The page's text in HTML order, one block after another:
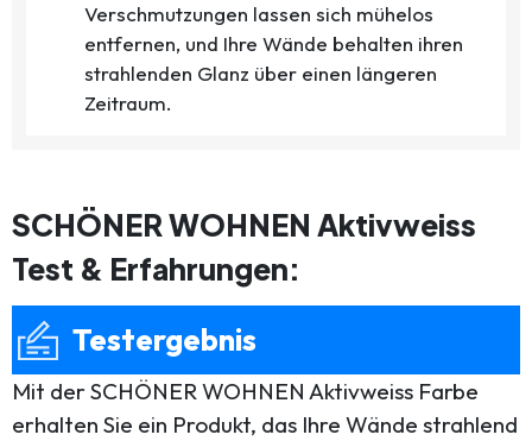
Verschmutzungen lassen sich mühelos
entfernen, und Ihre Wände behalten ihren
strahlenden Glanz über einen längeren
Zeitraum.
SCHÖNER WOHNEN Aktivweiss
Test & Erfahrungen:
Testergebnis
Mit der SCHÖNER WOHNEN Aktivweiss Farbe
erhalten Sie ein Produkt, das Ihre Wände strahlend